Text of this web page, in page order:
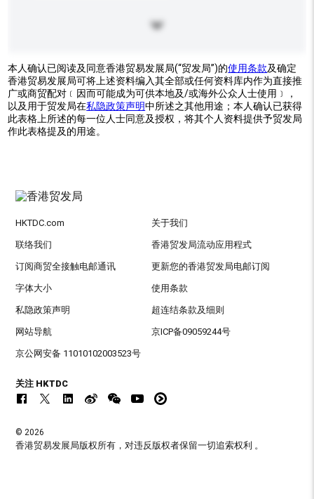
本人确认已阅读及同意香港贸易发展局(“贸发局”)的使用条款及确定
香港贸易发展局可将上述资料编入其全部或任何资料库内作为直接推
广或商贸配对﹝因而可能成为可供本地及/或海外公众人士使用﹞，
以及用于贸发局在私隐政策声明中所述之其他用途；本人确认已获得
此表格上所述的每一位人士同意及授权，将其个人资料提供予贸发局
作此表格提及的用途。
HKTDC.com 关于我们
联络我们 香港贸发局流动应用程式
订阅商贸全接触电邮通讯 更新您的香港贸发局电邮订阅
字体大小 使用条款
私隐政策声明 超连结条款及细则
网站导航 京ICP备09059244号
京公网安备 11010102003523号
关注 HKTDC
© 2026
香港贸易发展局版权所有，对违反版权者保留一切追索权利 。